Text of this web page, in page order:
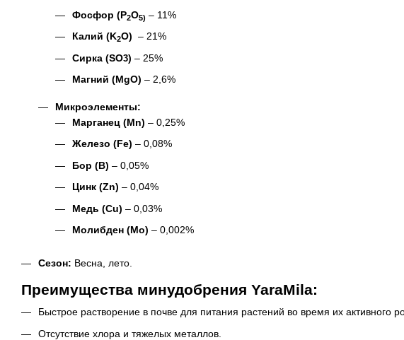
Фосфор (P2O5) – 11%
Калий (K2O) – 21%
Сирка (SO3) – 25%
Магний (MgO) – 2,6%
Микроэлементы:
Марганец (Mn) – 0,25%
Железо (Fe) – 0,08%
Бор (B) – 0,05%
Цинк (Zn) – 0,04%
Медь (Cu) – 0,03%
Молибден (Mo) – 0,002%
Сезон: Весна, лето.
Преимущества минудобрения YaraMila:
Быстрое растворение в почве для питания растений во время их активного
Отсутствие хлора и тяжелых металлов.